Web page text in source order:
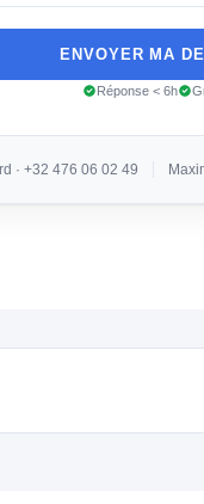
ENVOYER MA
Réponse < 6h
· +32 476 06 02 49